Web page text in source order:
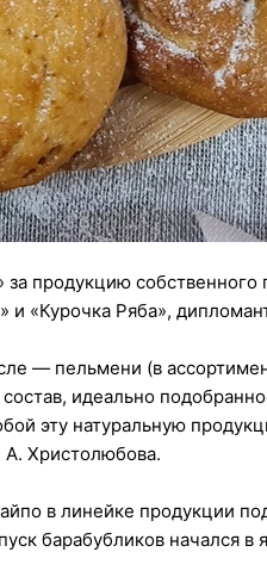
продукцию
«Курочка Ряба»,
— пельмени (в
идеально
эту натуральную
А. Христолюбова.
в линейке продукции
барабубликов начался